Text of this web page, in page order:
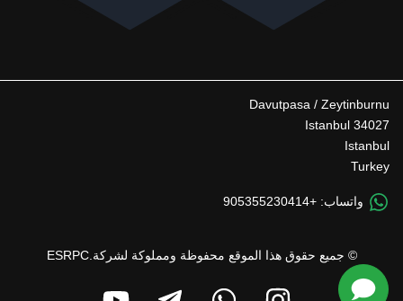
Davutpasa / Zeytinburnu
34027 Istanbul
Istanbul
Turkey
واتساب: +905355230414
© جميع حقوق هذا الموقع محفوظة ومملوكة لشركة.ESRPC